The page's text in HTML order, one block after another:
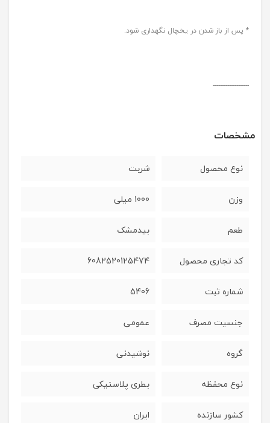
* پس از باز شدن در یخچال نگهداری شود.
--------------------
مشخصات
نوع محصول شربت
وزن 1000 میلی
طعم بیدمشک
کد تجاری محصول 6082520125474
شماره ثبت 5406
جنسیت مصرف عمومی
گروه نوشیدنی
نوع محفظه بطری پلاستیکی
کشور سازنده ایران